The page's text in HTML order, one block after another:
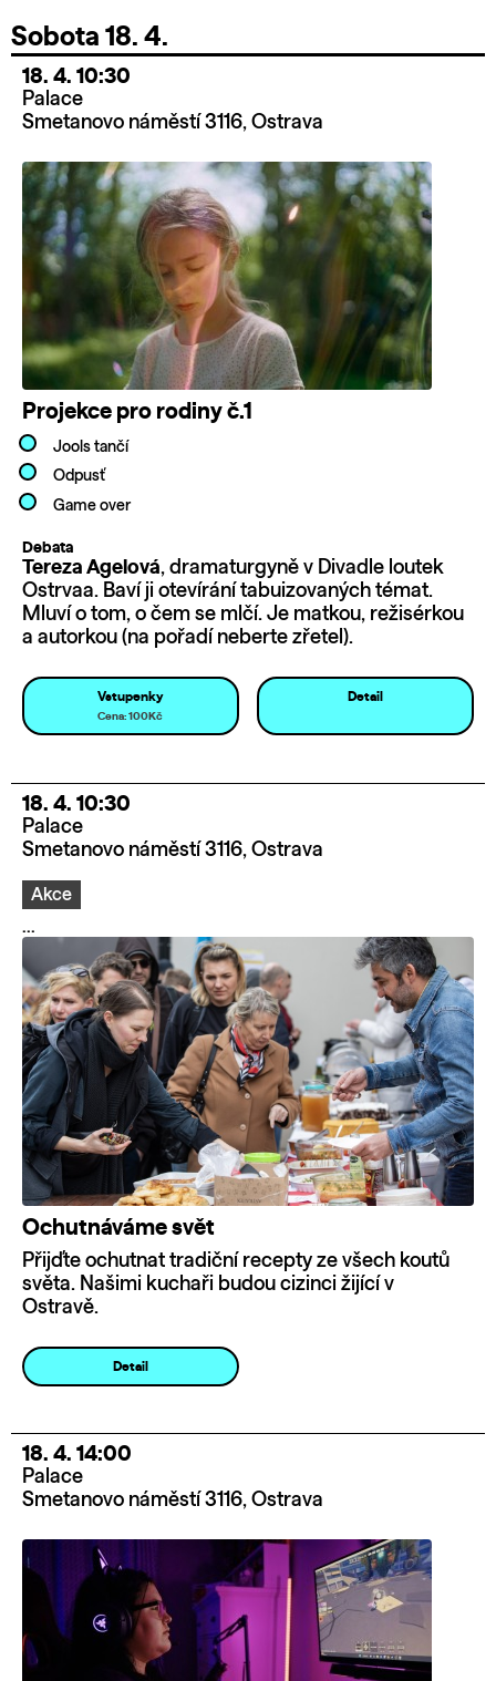
Sobota 18. 4.
18. 4. 10:30
Palace
Smetanovo náměstí 3116, Ostrava
Projekce pro rodiny č.1
Jools tančí
Odpusť
Game over
Debata
Tereza Agelová, dramaturgyně v Divadle loutek
Ostrvaa. Baví ji otevírání tabuizovaných témat.
Mluví o tom, o čem se mlčí. Je matkou, režisérkou
a autorkou (na pořadí neberte zřetel).
Vstupenky
Cena: 100Kč
Detail
18. 4. 10:30
Palace
Smetanovo náměstí 3116, Ostrava
Akce
...
Ochutnáváme svět
Přijďte ochutnat tradiční recepty ze všech koutů
světa. Našimi kuchaři budou cizinci žijící v
Ostravě.
Detail
18. 4. 14:00
Palace
Smetanovo náměstí 3116, Ostrava